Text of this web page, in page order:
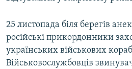
25 листопада біля берегів
російські прикордонники
українських військових
Військовослужбовців